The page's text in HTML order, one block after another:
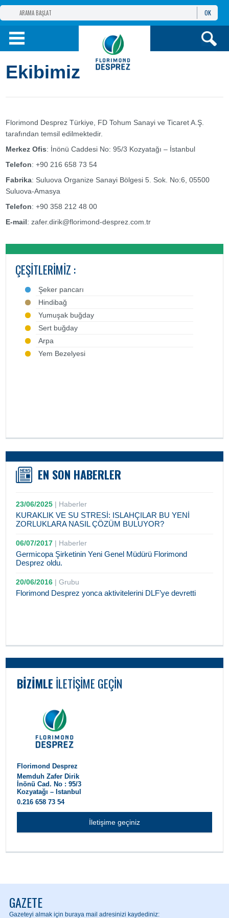
FLORIMOND DESPREZ
FLORIMOND DESPREZ
BILGI VE HIZMETLER
OK
Ekibimiz
Florimond Desprez Türkiye, FD Tohum Sanayi ve Ticaret A.Ş.
tarafından temsil edilmektedir.
Merkez Ofis: İnönü Caddesi No: 95/3 Kozyatağı – İstanbul
Telefon: +90 216 658 73 54
Fabrika: Suluova Organize Sanayi Bölgesi 5. Sok. No:6, 05500
Suluova-Amasya
Telefon: +90 358 212 48 00
E-mail: zafer.dirik@florimond-desprez.com.tr
ÇEŞITLERIMIZ :
Şeker pancarı
Hindibağ
Yumuşak buğday
Sert buğday
Arpa
Yem Bezelyesi
EN SON HABERLER
23/06/2025 | Haberler
KURAKLIK VE SU STRESİ: ISLAHÇILAR BU YENİ
ZORLUKLARA NASIL ÇÖZÜM BULUYOR?
06/07/2017 | Haberler
Germicopa Şirketinin Yeni Genel Müdürü Florimond
Desprez oldu.
20/06/2016 |Grubu
Florimond Desprez yonca aktivitelerini DLF’ye devretti
BIZIMLE ILETIŞIME GEÇIN
Florimond Desprez
Memduh Zafer Dirik
İnönü Cad. No : 95/3
Kozyatağı – Istanbul
0.216 658 73 54
İletişime geçiniz
GAZETE
Gazeteyi almak için buraya mail adresinizi kaydediniz: